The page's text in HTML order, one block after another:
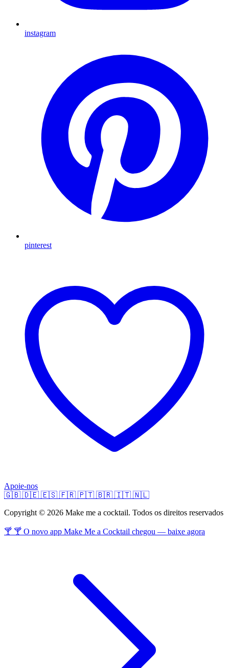
instagram
pinterest
Apoie-nos
🇬🇧 🇩🇪 🇪🇸 🇫🇷 🇵🇹 🇧🇷 🇮🇹 🇳🇱
Copyright © 2026 Make me a cocktail. Todos os direitos reservados
🍸 🍸 O novo app Make Me a Cocktail chegou — baixe agora